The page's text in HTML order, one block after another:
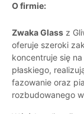
O firmie:
Zwaka Glass z
oferuje szeroki
koncentruje się
płaskiego,
fazowanie oraz
rozbudowanego